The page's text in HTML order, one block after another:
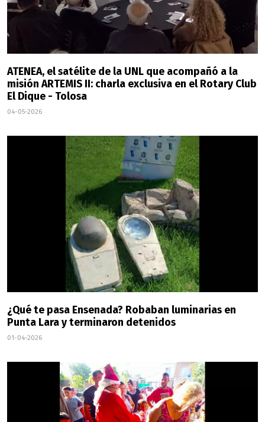
ATENEA, el satélite de la UNL que acompañó a la
misión ARTEMIS II: charla exclusiva en el Rotary Club
El Dique - Tolosa
04-05-2026
¿Qué te pasa Ensenada? Robaban luminarias en
Punta Lara y terminaron detenidos
01-04-2026